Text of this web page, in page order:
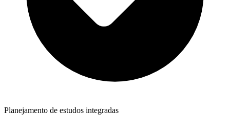
Planejamento de estudos integradas